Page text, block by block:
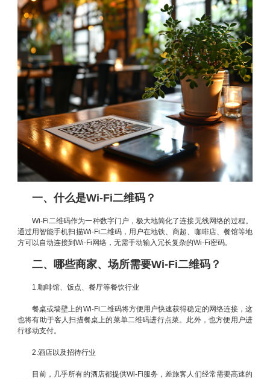
一、什么是Wi-Fi二维码？
Wi-Fi二维码作为一种数字门户，极大地简化了连接无线网络的过程。
通过用智能手机扫描Wi-Fi二维码，用户在地铁、商超、咖啡店、餐馆等地
方可以自动连接到Wi-Fi网络，无需手动输入冗长复杂的Wi-Fi密码。
二、哪些商家、场所需要Wi-Fi二维码？
1.咖啡馆、饭点、餐厅等餐饮行业
餐桌或墙壁上的Wi-Fi二维码将方便用户快速获得稳定的网络连接，这
也将有助于客人扫描餐桌上的菜单二维码进行点菜。此外，也方便用户进
行移动支付。
2.酒店以及招待行业
目前，几乎所有的酒店都提供Wi-Fi服务，差旅客人们经常需要高速的